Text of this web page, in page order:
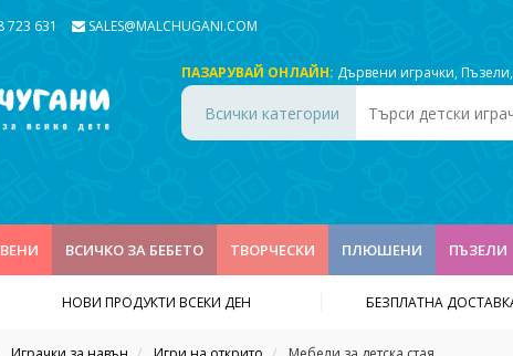
723 631 SALES@MALCHUGANI.COM
ПАЗАРУВАЙ ОНЛАЙН: Дървени играчки,Пъзели,
Всички категории
ВСИЧКО ЗА БЕБЕТО ТВОРЧЕСКИ ПЛЮШЕНИ ПЪЗЕЛИ
НОВИ ПРОДУКТИ ВСЕКИ ДЕН БЕЗПЛАТНА